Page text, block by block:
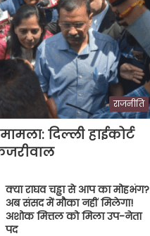
राजनीति
दिल्ली हाईकोर्ट
क्या राघव चड्ढा से आप का मोहभंग?
अब संसद में मौका नहीं मिलेगा!
अशोक मित्तल को मिला उप-नेता
पद